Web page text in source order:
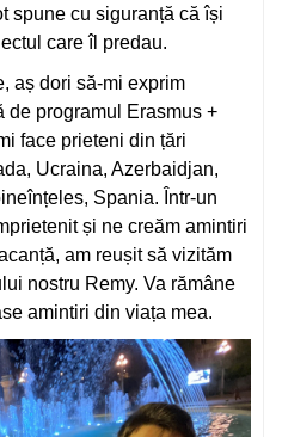
spune cu siguranță că își
care îl predau.
aș dori să-mi exprim
de programul Erasmus +
face prieteni din țări
Ucraina, Azerbaidjan,
Spania. Într-un
și ne creăm amintiri
am reușit să vizităm
nostru Remy. Va rămâne
amintiri din viața mea.